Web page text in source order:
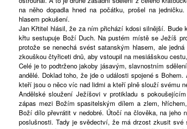
na něho dopadla hned na počátku, prošel na
hlasem pokušení.
Jan Křtitel hlásil, že za ním přichází kdosi silnější. Bude
křtu sestupuje Boží Duch. Na pustém místě se Ježíš
protože se nenechá svést satanským hlasem, ale
zkouškou čtyřiceti dnů, aby vstoupil na mesiášskou
Celé je to podtrženo jakoby jásavým, slavnostním
andělé. Doklad toho, že jde o události spojené s
kteří jsou o něco víc nad lidmi a kteří plně slouží svému
Andělské sloužení Ježíšovi v protikladu s
zápas mezi Božím spasitelským dílem a zlem,
Boží dílo převrátit v nedobré. Útočí na člověka, na jeho
poslušnosti. Tady je svědectví, že má drzost zkusit